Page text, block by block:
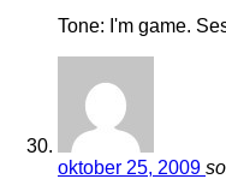
Tone: I'm game.
oktober 25, 2009